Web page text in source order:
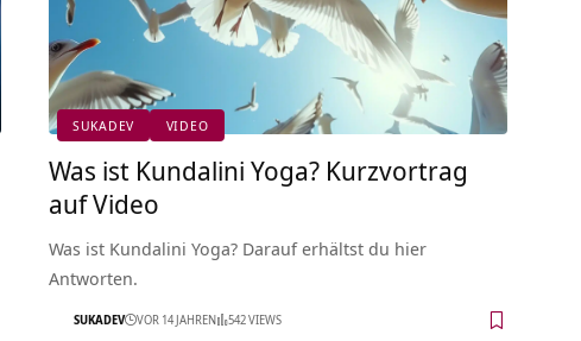
SUKADEV VIDEO
Was ist Kundalini Yoga? Kurzvortrag
auf Video
Was ist Kundalini Yoga? Darauf erhältst du hier
Antworten.
SUKADEV VOR 14 JAHREN 542 VIEWS